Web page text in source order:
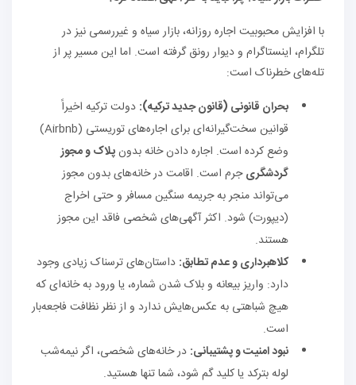
با افزایش محبوبیت اجاره روزانه، بازار سیاه و غیررسمی نیز در
تلگرام، اینستاگرام و دیوار رونق گرفته است. اما این مسیر پر از
تله‌های خطرناک است:
بحران قانونی (قانون جدید ترکیه): دولت ترکیه اخیراً
قوانین سخت‌گیرانه‌ای برای اجاره‌های توریستی (Airbnb)
وضع کرده است. اجاره دادن خانه بدونپلاک و مجوز
گردشگریجرم است. اقامت در خانه‌های بدون مجوز
می‌تواند منجر به جریمه سنگین مسافر و حتی اخراج
(دیپورت) شود. اکثر آگهی‌های شخصی فاقد این مجوز
هستند.
کلاهبرداری و عدم تطابق: داستان‌های ترسناک زیادی وجود
دارد: واریز بیعانه و بلاک شدن شماره، یا ورود به خانه‌ای که
هیچ شباهتی به عکس‌هایش ندارد و از نظر نظافت فاجعه‌بار
است.
نبود امنیت و پشتیبانی: در خانه‌های شخصی، اگر نیمه‌شب
لوله بترکد یا کلید گم شود، شما تنها هستید.